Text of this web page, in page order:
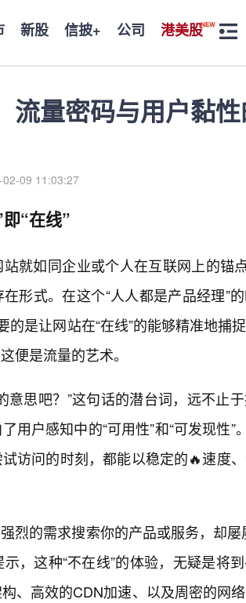
新股 信披+ 公司 港美股
流量密码与用户黏
09 11:03:27
“在线”
就如同企业或个人在互联网上的锚
形式。在这个“人人都是产品经理”
的是让网站在“在线”的能够精准地捕
便是流量的艺术。
意思吧？”这句话的潜台词，远不止
用户感知中的“可用性”和“可发现性”
访问的时刻，都能以稳定的🔥速度
烈的需求搜索你的产品或服务，却屡
，这种“不在线”的体验，无疑是将
、高效的CDN加速、以及周密的网